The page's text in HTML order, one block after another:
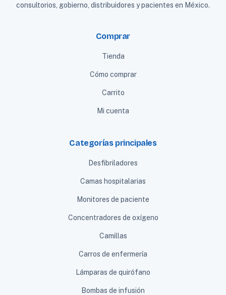
consultorios, gobierno, distribuidores y pacientes en México.
Comprar
Tienda
Cómo comprar
Carrito
Mi cuenta
Categorías principales
Desfibriladores
Camas hospitalarias
Monitores de paciente
Concentradores de oxígeno
Camillas
Carros de enfermería
Lámparas de quirófano
Bombas de infusión